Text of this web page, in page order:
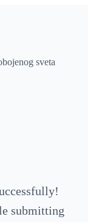
sveta
submitting